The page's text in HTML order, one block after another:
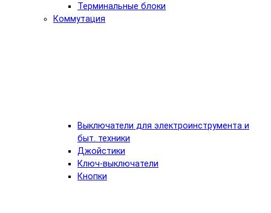
Терминальные блоки
Коммутация
Выключатели для электроинструмента и
быт. техники
Джойстики
Ключ-выключатели
Кнопки